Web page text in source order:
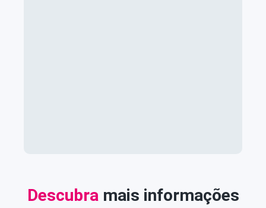
Descubra mais informações